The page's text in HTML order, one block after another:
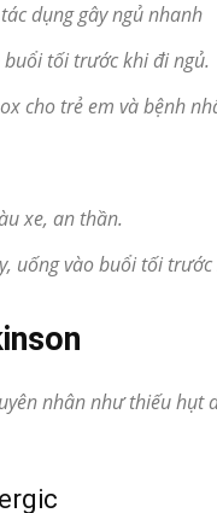
dụng gây ngủ nhanh
buổi tối trước khi đi ngủ.
cho trẻ em và bệnh
xe, an thần.
uống vào buổi tối
nhân như thiếu